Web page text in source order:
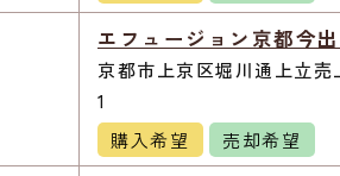
エフュージョン京都今
京都市上京区堀川通上立
1
購入希望
売却希望